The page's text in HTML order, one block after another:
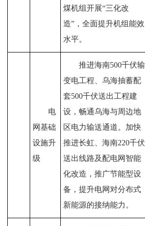
煤机组开展“三化改
造” ，全面提升机组能效
水平。
电
网基础
设施升
级
推进海南500千伏输
变电工程、乌海抽蓄配
套500千伏送出工程建
设，畅通乌海与周边地
区电力输送通道。加快
推进长虹、海南220千伏
送出线路及配电网智能
化改造，推广节能型设
备，提升电网对分布式
新能源的接纳能力。